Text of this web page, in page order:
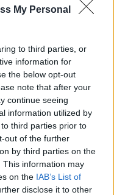
My Personal
to third parties, or
information for
the below opt-out
note that after your
continue seeing
information utilized by
third parties prior to
out of the further
by third parties on the
This information may
on the IAB’s List of
disclose it to other
e venne guidata
e Steve
noti,
un valore
degli anni ’80 venne
Boxer)
di questa